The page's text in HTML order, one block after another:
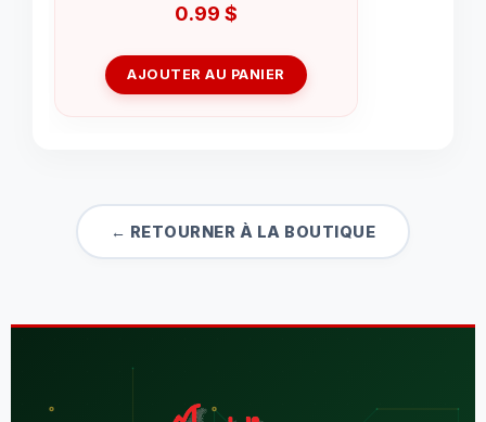
0.99 $
AJOUTER AU PANIER
← RETOURNER À LA BOUTIQUE